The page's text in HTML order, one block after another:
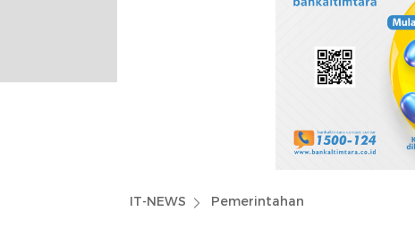
IT-NEWS Pemerintahan